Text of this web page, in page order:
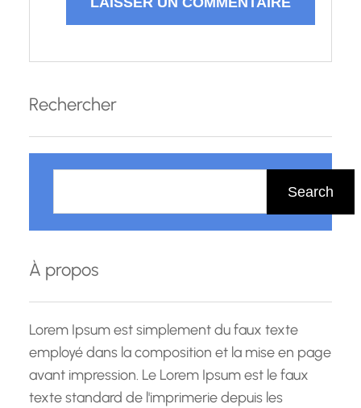
Rechercher
h
r
c
h
Search
À propos
Lorem Ipsum est simplement du faux texte
employé dans la composition et la mise en page
avant impression. Le Lorem Ipsum est le faux
texte standard de l'imprimerie depuis les